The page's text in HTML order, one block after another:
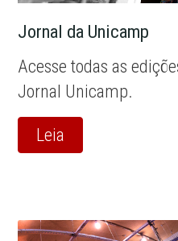
Jornal da Unicamp
Acesse todas as
Jornal Unicamp.
Leia